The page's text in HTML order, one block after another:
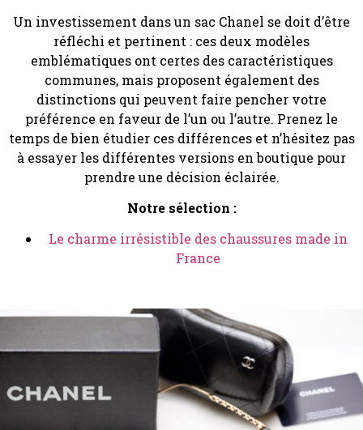
Un investissement dans un sac Chanel se doit d’être
réfléchi et pertinent : ces deux modèles
emblématiques ont certes des caractéristiques
communes, mais proposent également des
distinctions qui peuvent faire pencher votre
préférence en faveur de l’un ou l’autre. Prenez le
temps de bien étudier ces différences et n’hésitez pas
à essayer les différentes versions en boutique pour
prendre une décision éclairée.
Notre sélection :
Le charme irrésistible des chaussures made in
France